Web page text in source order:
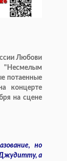
Любови
"Несмелым
потаенные
концерте
на сцене
но
Джудитту, а